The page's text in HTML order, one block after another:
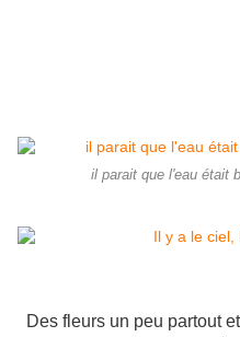
il parait que l'eau était
Des fleurs un peu partout